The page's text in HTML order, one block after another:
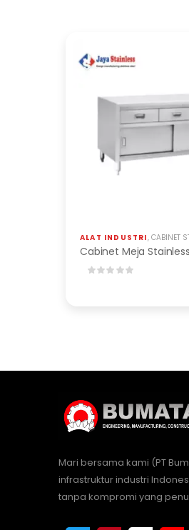
ALAT INDUSTRI, CABINET
Mari bersama kami (PT
infrastruktur industri
tanpa kompromi yang